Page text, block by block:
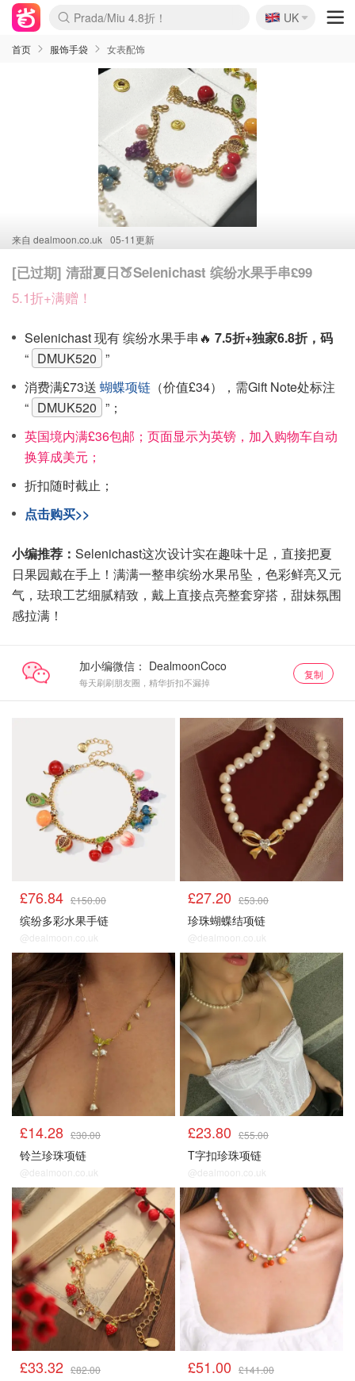
麦卢卡蜂蜜夏促！个位数！
Prada/Miu 4.8折！
啥？必胜客披萨5折！
🇬🇧
UK
首页 服饰手袋 女表配饰
来自 dealmoon.co.uk 05-11更新
[已过期] 清甜夏日🍑Selenichast 缤纷水果手串£99
5.1折+满赠！
Selenichast 现有 缤纷水果手串🔥 7.5折+独家6.8折，码
“ DMUK520 ”
消费满£73送 蝴蝶项链 （价值£34），需Gift Note处标注
“ DMUK520 ”；
英国境内满£36包邮；页面显示为英镑，加入购物车自动
换算成美元；
折扣随时截止；
点击购买>>
小编推荐： Selenichast这次设计实在趣味十足，直接把夏
日果园戴在手上！满满一整串缤纷水果吊坠，色彩鲜亮又元
气，珐琅工艺细腻精致，戴上直接点亮整套穿搭，甜妹氛围
感拉满！
加小编微信：
每天刷刷朋友圈，精华折扣不漏掉
复制
£76.84 £150.00
缤纷多彩水果手链
@dealmoon.co.uk
顺手买1件
£27.20 £53.00
珍珠蝴蝶结项链
@dealmoon.co.uk
顺手买1件
£14.28 £30.00
铃兰珍珠项链
@dealmoon.co.uk
顺手买1件
£23.80 £55.00
T字扣珍珠项链
@dealmoon.co.uk
顺手买1件
£33.32 £82.00
顺手买1件
£51.00 £141.00